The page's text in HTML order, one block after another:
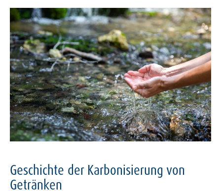
Geschichte der Karbonisierung von
Getränken